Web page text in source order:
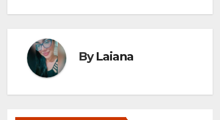
ByLaiana